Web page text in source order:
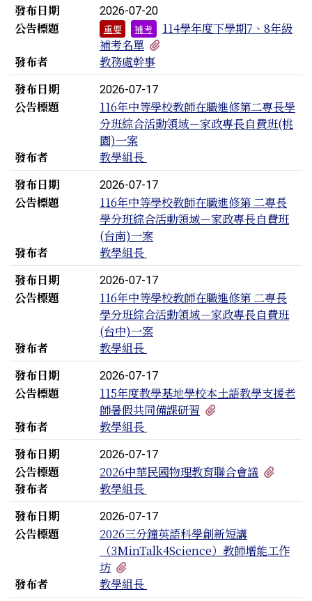
發布日期
2026-07-20
公告標題 重要 補考
114學年度下學期7、8年級
補考名單
發布者
教務處幹事
發布日期
2026-07-17
公告標題
116年中等學校教師在職進修第二專長學
分班綜合活動領域－家政專長自費班(桃
園)一案
發布者
教學組長
發布日期
2026-07-17
公告標題
116年中等學校教師在職進修第 二專長
學分班綜合活動領域－家政專長自費班
(台南)一案
發布者
教學組長
發布日期
2026-07-17
公告標題
116年中等學校教師在職進修第 二專長
學分班綜合活動領域－家政專長自費班
(台中)一案
發布者
教學組長
發布日期
2026-07-17
公告標題
115年度教學基地學校本土語教學支援老
師暑假共同備課研習
發布者
教學組長
發布日期
2026-07-17
公告標題 2026中華民國物理教育聯合會議
發布者
教學組長
發布日期
2026-07-17
公告標題
2026三分鐘英語科學創新短講
（3MinTalk4Science）教師增能工作
坊
發布者
教學組長